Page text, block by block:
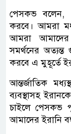
পেসকভ বলেন,
করবে। আমরা
আমরা আমাদের
সমর্থনের অত্যন্ত
করবে এ মুহূর্তে
আন্তর্জাতিক
ব্যবস্থাসহ
চাইলে পেসকভ
আমাদের ইরানি